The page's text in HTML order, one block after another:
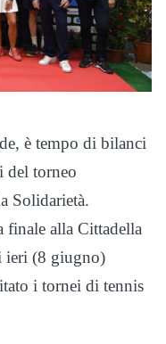
è tempo di bilanci
del torneo
Solidarietà.
finale alla Cittadella
ieri (8 giugno)
i tornei di tennis